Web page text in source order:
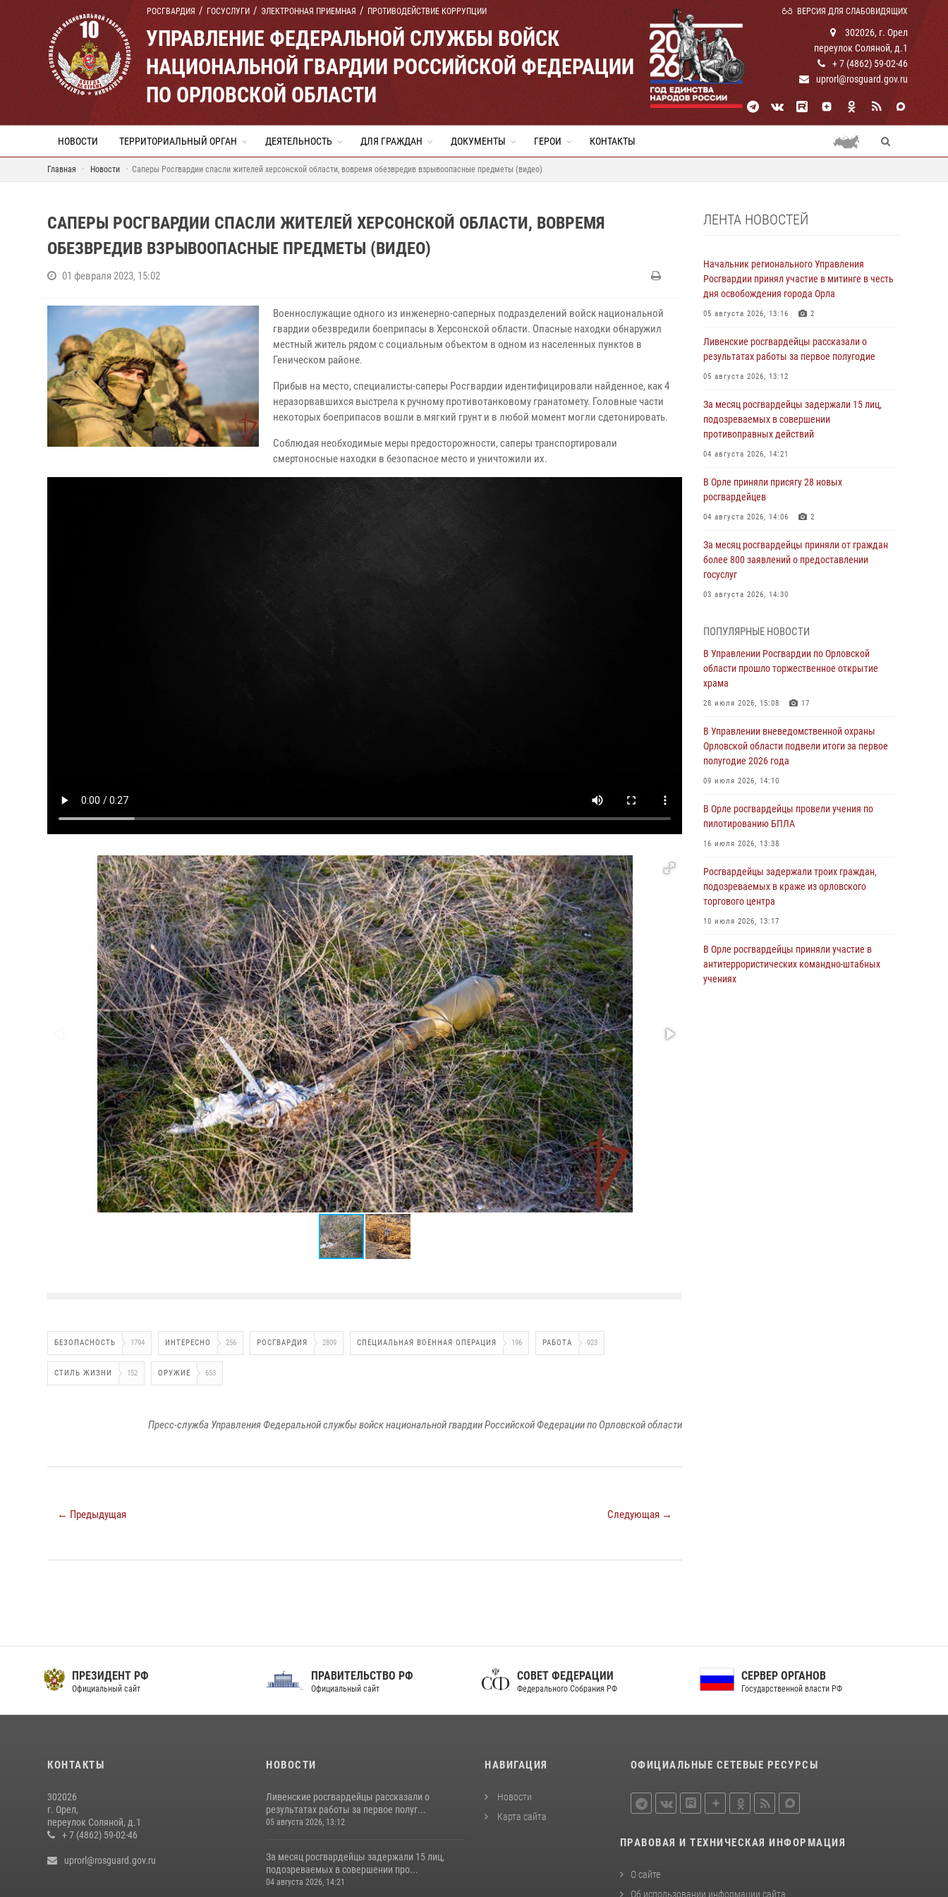
РОСГВАРДИЯ ГОСУСЛУГИ ЭЛЕКТРОННАЯ ПРИЕМНАЯ ПРОТИВОДЕЙСТВИЕ КОРРУПЦИИ ВЕРСИЯ ДЛЯ СЛАБОВИДЯЩИХ
УПРАВЛЕНИЕ ФЕДЕРАЛЬНОЙ СЛУЖБЫ ВОЙСК
НАЦИОНАЛЬНОЙ ГВАРДИИ РОССИЙСКОЙ ФЕДЕРАЦИИ
ПО ОРЛОВСКОЙ ОБЛАСТИ
302026, г. Орел
переулок Соляной, д.1
+ 7 (4862) 59-02-46
uprorl@rosguard.gov.ru
НОВОСТИ ТЕРРИТОРИАЛЬНЫЙ ОРГАН ДЕЯТЕЛЬНОСТЬ ДЛЯ ГРАЖДАН ДОКУМЕНТЫ ГЕРОИ КОНТАКТЫ
Главная Новости Саперы Росгвардии спасли жителей херсонской области, вовремя обезвредив взрывоопасные предметы (видео)
САПЕРЫ РОСГВАРДИИ СПАСЛИ ЖИТЕЛЕЙ ХЕРСОНСКОЙ ОБЛАСТИ, ВОВРЕМЯ
ОБЕЗВРЕДИВ ВЗРЫВООПАСНЫЕ ПРЕДМЕТЫ (ВИДЕО)
01 февраля 2023, 15:02
Военнослужащие одного из инженерно-саперных подразделений войск национальной
гвардии обезвредили боеприпасы в Херсонской области. Опасные находки обнаружил
местный житель рядом с социальным объектом в одном из населенных пунктов в
Геническом районе.
Прибыв на место, специалисты-саперы Росгвардии идентифицировали найденное, как 4
неразорвавшихся выстрела к ручному противотанковому гранатомету. Головные части
некоторых боеприпасов вошли в мягкий грунт и в любой момент могли сдетонировать.
Соблюдая необходимые меры предосторожности, саперы транспортировали
смертоносные находки в безопасное место и уничтожили их.
БЕЗОПАСНОСТЬ 1794 ИНТЕРЕСНО 256 РОСГВАРДИЯ 2809 СПЕЦИАЛЬНАЯ ВОЕННАЯ ОПЕРАЦИЯ 196 РАБОТА 923
СТИЛЬ ЖИЗНИ 152 ОРУЖИЕ 653
Пресс-служба Управления Федеральной службы войск национальной гвардии Российской Федерации по Орловской области
← Предыдущая Следующая →
ЛЕНТА НОВОСТЕЙ
Начальник регионального Управления
Росгвардии принял участие в митинге в честь
дня освобождения города Орла
05 августа 2026, 13:16 2
Ливенские росгвардейцы рассказали о
результатах работы за первое полугодие
05 августа 2026, 13:12
За месяц росгвардейцы задержали 15 лиц,
подозреваемых в совершении
противоправных действий
04 августа 2026, 14:21
В Орле приняли присягу 28 новых
росгвардейцев
04 августа 2026, 14:06 2
За месяц росгвардейцы приняли от граждан
более 800 заявлений о предоставлении
госуслуг
03 августа 2026, 14:30
время празднования Дня ВДВ
03 августа 2026, 14:23
В Орле росгвардейцы приняли участие в
учениях на избирательном участке
Жительница Мценска сдала в Росгвардию
незарегистрированное ружьё
31 июля 2026, 13:16
Сотрудники Росгвардии пресекли дебош в
орловском кафе
30 июля 2026, 14:27
Росгвардейцы проверили
антитеррористическую защищённость
детских лагерей «Мечта» и «Лесной»
30 июля 2026, 14:22
ПОПУЛЯРНЫЕ НОВОСТИ
В Управлении Росгвардии по Орловской
области прошло торжественное открытие
храма
28 июля 2026, 15:08 17
В Управлении вневедомственной охраны
Орловской области подвели итоги за первое
полугодие 2026 года
09 июля 2026, 14:10
В Орле росгвардейцы провели учения по
пилотированию БПЛА
16 июля 2026, 13:38
Росгвардейцы задержали троих граждан,
подозреваемых в краже из орловского
торгового центра
10 июля 2026, 13:17
В Орле росгвардейцы приняли участие в
антитеррористических командно-штабных
учениях
ПРЕЗИДЕНТ РФ
Официальный сайт
ПРАВИТЕЛЬСТВО РФ
Официальный сайт
СОВЕТ ФЕДЕРАЦИИ
Федерального Собрания РФ
СЕРВЕР ОРГАНОВ
Государственной власти РФ
КОНТАКТЫ
302026
г. Орел,
переулок Соляной, д.1
+ 7 (4862) 59-02-46
uprorl@rosguard.gov.ru
НОВОСТИ
Ливенские росгвардейцы рассказали о
результатах работы за первое полуг...
05 августа 2026, 13:12
За месяц росгвардейцы задержали 15 лиц,
подозреваемых в совершении про...
04 августа 2026, 14:21
НАВИГАЦИЯ
Новости
Карта сайта
ОФИЦИАЛЬНЫЕ СЕТЕВЫЕ РЕСУРСЫ
ПРАВОВАЯ И ТЕХНИЧЕСКАЯ ИНФОРМАЦИЯ
О сайте
Об использовании информации сайта